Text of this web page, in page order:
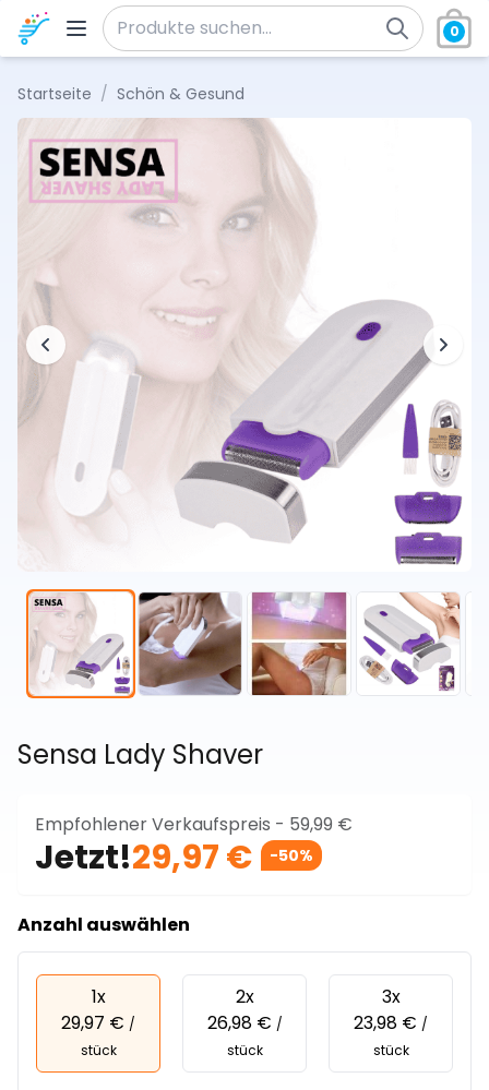
Zum Inhalt springen
Suche nach:
0
Startseite / Schön & Gesund
Sensa Lady Shaver
Empfohlener Verkaufspreis - 59,99 €
Jetzt!29,97 € -50%
Anzahl auswählen
1x
29,97 € /
stück
2x
26,98 € /
stück
3x
23,98 € /
stück